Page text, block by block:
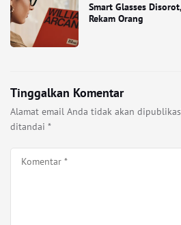
Smart Glasses
Rekam Orang
Tinggalkan Komentar
Alamat email Anda tidak akan
ditandai *